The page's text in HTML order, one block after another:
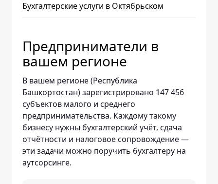
Бухгалтерские услуги в Октябрьском
Предприниматели в
вашем регионе
В вашем регионе (Республика
Башкортостан) зарегистрировано 147 456
субъектов малого и среднего
предпринимательства. Каждому такому
бизнесу нужны бухгалтерский учёт, сдача
отчётности и налоговое сопровождение —
эти задачи можно поручить бухгалтеру на
аутсорсинге.